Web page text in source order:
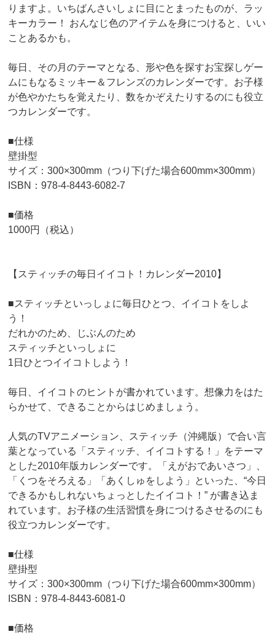
りますよ。いちばんさいしょに目にとまったものが、ラッ
キーカラー！ おんなじ色のアイテムを身につけると、いい
ことあるかも。
毎日、その月のテーマとなる、形や色を探すお宝探しゲー
ムにもなるミッキー＆フレンズのカレンダーです。お子様
が色やかたちを覚えたり、数をかぞえたりするのにも役立
つカレンダーです。
■仕様
壁掛型
サイズ：300×300mm（つり下げた場合600mm×300mm）
ISBN：978-4-8443-6082-7
■価格
1000円（税込）
【スティッチの毎日イイコト！カレンダー2010】
■スティッチといっしょに毎日ひとつ、イイコトをしよ
う！
だれかのため、じぶんのため
スティッチといっしょに
1日ひとつイイコトしよう！
毎日、イイコトのヒントが書かれています。想像力をはた
らかせて、できることからはじめましょう。
人気のTVアニメーション、スティッチ（沖縄版）で合い言
葉となっている「スティッチ、イイコトする！」をテーマ
とした2010年版カレンダーです。「えがおであいさつ」、
「くつをそろえる」「あくしゅをしよう」といった、“今日
できるかもしれないちょっとしたイイコト！” が書き込ま
れています。お子様の生活習慣を身につけるさせるのにも
役立つカレンダーです。
■仕様
壁掛型
サイズ：300×300mm（つり下げた場合600mm×300mm）
ISBN：978-4-8443-6081-0
■価格